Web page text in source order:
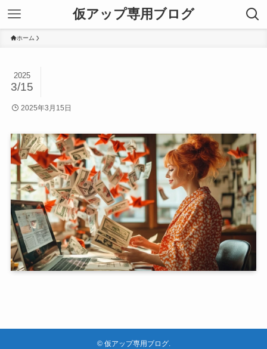
仮アップ専用ブログ
ホーム
2025
3/15
2025年3月15日
©仮アップ専用ブログ.